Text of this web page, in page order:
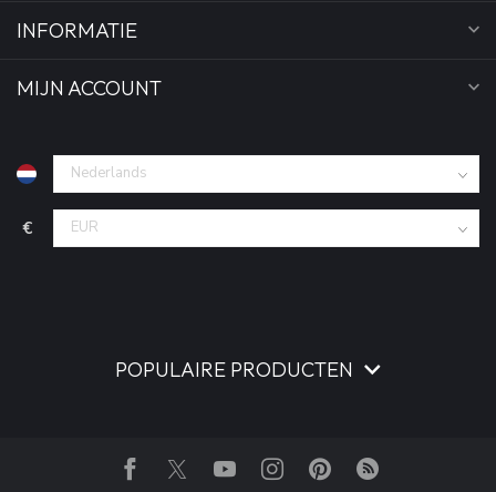
INFORMATIE
MIJN ACCOUNT
€
POPULAIRE PRODUCTEN